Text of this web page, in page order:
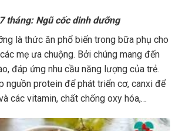
tháng: Ngũ cốc dinh dưỡng
là thức ăn phổ biến trong bữa phụ cho
mẹ ưa chuộng. Bởi chúng mang đến
đáp ứng nhu cầu năng lượng của trẻ.
nguồn protein để phát triển cơ, canxi để
các vitamin, chất chống oxy hóa,…